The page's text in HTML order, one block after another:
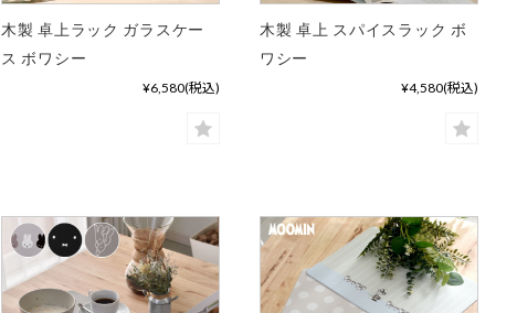
木製 卓上ラック ガラスケー
ス ボワシー
¥6,580(税込)
木製 卓上 スパイスラック ボ
ワシー
¥4,580(税込)